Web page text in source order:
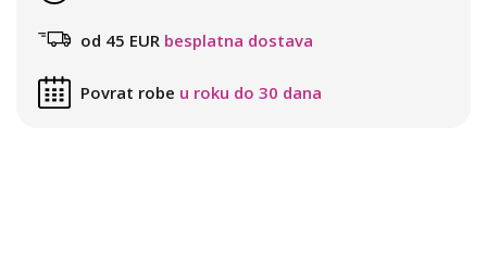
od 45 EUR besplatna dostava
Povrat robe u roku do 30 dana